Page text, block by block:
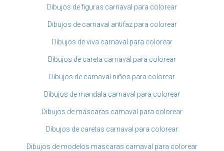
Dibujos de figuras carnaval para colorear
Dibujos de carnaval antifaz para colorear
Dibujos de viva carnaval para colorear
Dibujos de careta carnaval para colorear
Dibujos de carnaval niños para colorear
Dibujos de mandala carnaval para colorear
Dibujos de máscaras carnaval para colorear
Dibujos de caretas carnaval para colorear
Dibujos de modelos mascaras carnaval para colorear